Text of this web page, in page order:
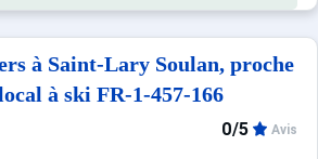
à Saint-Lary Soulan, proche
à ski FR-1-457-166
0/5 Avis